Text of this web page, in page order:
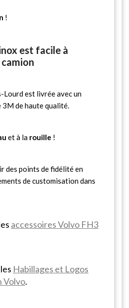
!
est facile à
Lourd est livrée avec un
de haute qualité.
et à la rouille !
des points de fidélité en
de customisation dans
accessoires Volvo FH3
Habillages et Logos
Volvo.